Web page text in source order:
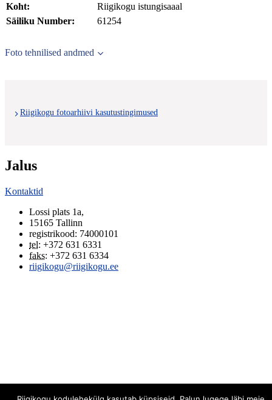
Koht:
Riigikogu istungisaaal
Säiliku Number:
61254
Foto tehnilised andmed
Riigikogu fotoarhiivi kasutustingimused
Jalus
Kontaktid
Lossi plats 1a,
15165 Tallinn
registrikood: 74000101
tel: +372 631 6331
faks: +372 631 6334
riigikogu@riigikogu.ee